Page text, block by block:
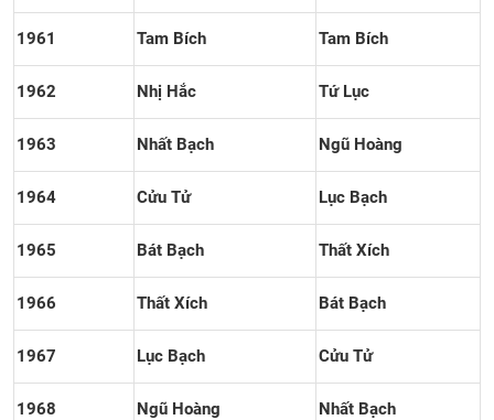
1961 Tam Bích Tam Bích
1962 Nhị Hắc Tứ Lục
1963 Nhất Bạch Ngũ Hoàng
1964 Cửu Tử Lục Bạch
1965 Bát Bạch Thất Xích
1966 Thất Xích Bát Bạch
1967 Lục Bạch Cửu Tử
1968 Ngũ Hoàng Nhất Bạch